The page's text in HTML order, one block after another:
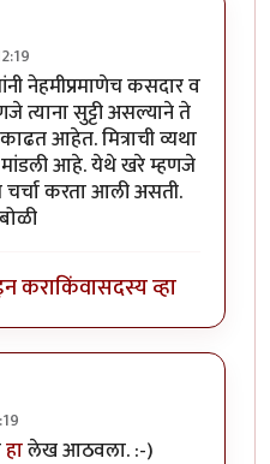
नेहमीप्रमाणेच कसदार व
सुट्टी असल्याने ते
आहेत. मित्राची व्यथा
मांडली आहे. येथे खरे म्हणजे
करता आली असती.
कराकिंवासदस्य व्हा
हालेख आठवला. :-)